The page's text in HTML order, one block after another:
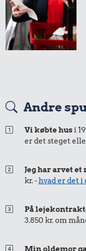
Andre
Vi købte husi
er det steget
Jeg har arvet
kr. -hvad er det i
På
3.850 kr. om
Min oldemor